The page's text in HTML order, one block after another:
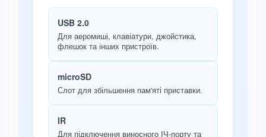
USB 2.0
Для аеромиші, клавіатури, джойстика,
флешок та інших пристроїв.
microSD
Слот для збільшення пам'яті приставки.
IR
Для підключення виносного ІЧ-порту та